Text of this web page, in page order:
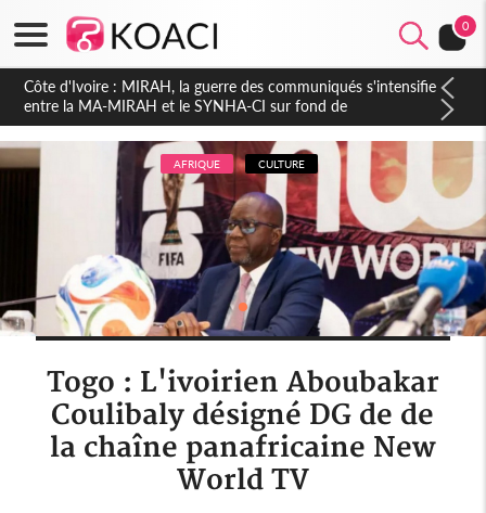
0
Côte d'Ivoire : Indépendance 2026, Thiam plaide pour un
environnement démocratique plus apaisé
AFRIQUE CULTURE
Togo : L'ivoirien Aboubakar
Coulibaly désigné DG de de
la chaîne panafricaine New
World TV